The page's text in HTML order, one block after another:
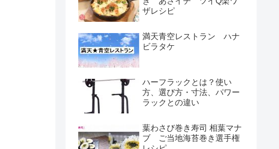
ザレシピ
満天青空レストラン ハナ
ビラタケ
ハーフラックとは？使い
方、選び方・寸法、パワー
ラックとの違い
葉わさび巻き寿司 相葉マナ
ブ ご当地海苔巻き選手権